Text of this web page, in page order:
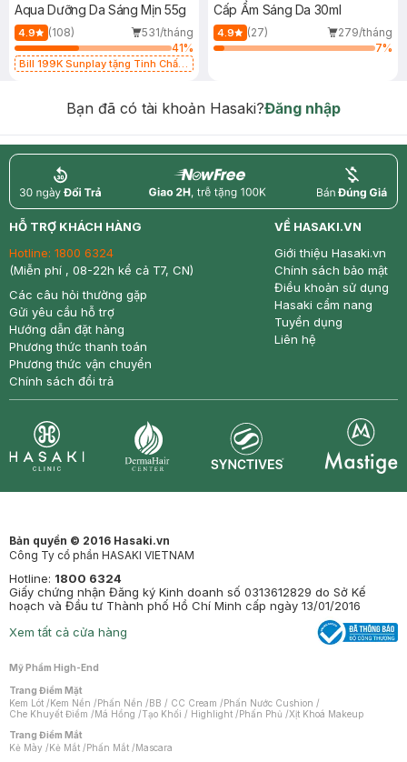
Aqua Dưỡng Da Sáng Mịn 55g
4.9 (108)
531/tháng
41%
Bill 199K Sunplay tặng Tinh Chất
Cấp Ẩm Sáng Da 30ml
4.9 (27)
279/tháng
7%
Bạn đã có tài khoản Hasaki?Đăng nhập
return nowfree price
HỖ TRỢ KHÁCH HÀNG
Hotline: 1800 6324
(Miễn phí , 08-22h kể cả T7, CN)
Các câu hỏi thường gặp
Gửi yêu cầu hỗ trợ
Hướng dẫn đặt hàng
Phương thức thanh toán
Phương thức vận chuyển
Chính sách đổi trả
VỀ HASAKI.VN
Giới thiệu Hasaki.vn
Chính sách bảo mật
Điều khoản sử dụng
Hasaki cẩm nang
Tuyển dụng
Liên hệ
Bản quyền © 2016 Hasaki.vn
Công Ty cổ phần HASAKI VIETNAM
Hotline: 1800 6324
Giấy chứng nhận Đăng ký Kinh doanh số 0313612829 do Sở Kế
hoạch và Đầu tư Thành phố Hồ Chí Minh cấp ngày 13/01/2016
Xem tất cả cửa hàng
Mỹ Phẩm High-End
Trang Điểm Mặt
Kem Lót /Kem Nền /Phấn Nền /BB / CC Cream /Phấn Nước Cushion /
Che Khuyết Điểm /Má Hồng /Tạo Khối / Highlight /Phấn Phủ /Xịt Khoá Makeup
Trang Điểm Mắt
Kẻ Mày /Kẻ Mắt /Phấn Mắt /Mascara